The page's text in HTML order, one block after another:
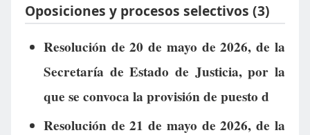
Oposiciones y procesos selectivos (3)
Resolución de 20 de mayo de 2026, de la
Secretaría de Estado de Justicia, por la
que se convoca la provisión de puesto d
Resolución de 21 de mayo de 2026, de la